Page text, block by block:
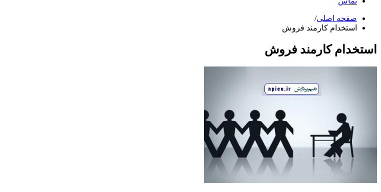
صفحه اصلی/
استخدام کارمند فروش
استخدام کارمند فروش